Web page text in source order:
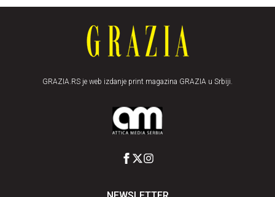
GRAZIA.RS je web izdanje print magazina GRAZIA u Srbiji.